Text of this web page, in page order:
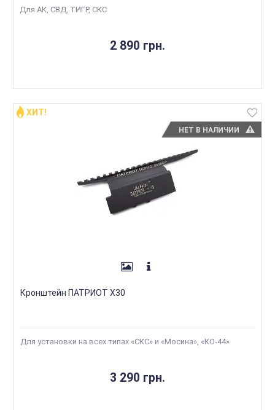
Для АК, СВД, ТИГР, СКС
2 890 грн.
НЕТ В НАЛИЧИИ
ХИТ!
Кронштейн ПАТРИОТ Х30
Для установки на всех типах «СКС» и «Мосина», «КО-44»
3 290 грн.